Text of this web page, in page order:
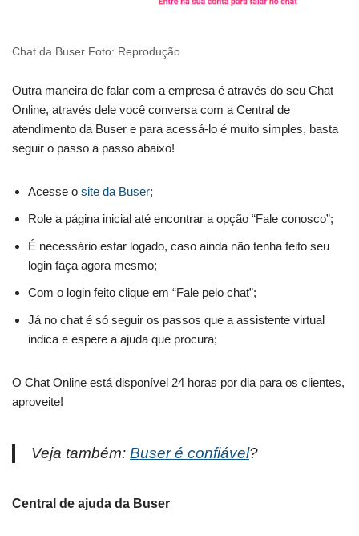
Chat da Buser Foto: Reprodução
Outra maneira de falar com a empresa é através do seu Chat
Online, através dele você conversa com a Central de
atendimento da Buser e para acessá-lo é muito simples, basta
seguir o passo a passo abaixo!
Acesse o site da Buser;
Role a página inicial até encontrar a opção “Fale conosco”;
É necessário estar logado, caso ainda não tenha feito seu
login faça agora mesmo;
Com o login feito clique em “Fale pelo chat”;
Já no chat é só seguir os passos que a assistente virtual
indica e espere a ajuda que procura;
O Chat Online está disponível 24 horas por dia para os clientes,
aproveite!
Veja também: Buser é confiável?
Central de ajuda da Buser